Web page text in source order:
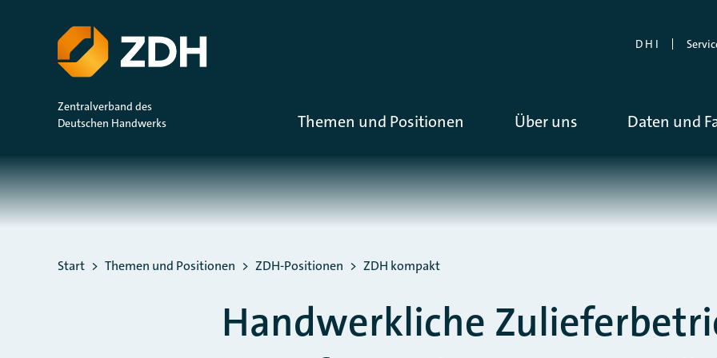
ZUM HAUPTINHALT SPRINGEN
D H I
Zentralverband des
Deutschen Handwerks
Themen und Positionen Über uns Daten und
Sie befinden sich hier:
Start Themen und Positionen ZDH-Positionen ZDH kompakt
Handwerkliche